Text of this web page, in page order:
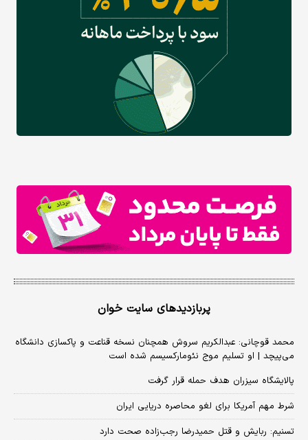
پربازدیدهای سایت خوان
محمد قوچانی: عبدالکریم سروش همچنان نسخه قناعت و پاکسازی دانشگاه
می‌پیچد | او تسلیم موج نئومارکسیسم شده است
پالایشگاه سیزران هدف حمله قرار گرفت
شرط مهم آمریکا برای لغو محاصره دریایی ایران
تسنیم: ربایش و قتل حمیدرضا رجب‌زاده صحت دارد